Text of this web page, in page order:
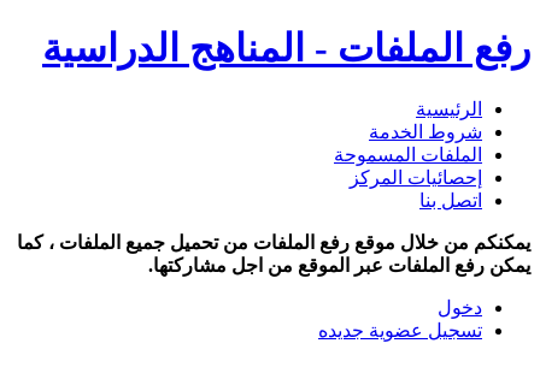
رفع الملفات - المناهج الدراسية
الرئيسية
شروط الخدمة
الملفات المسموحة
إحصائيات المركز
اتصل بنا
يمكنكم من خلال موقع رفع الملفات من تحميل جميع الملفات ، كما
يمكن رفع الملفات عبر الموقع من اجل مشاركتها.
دخول
تسجيل عضوية جديده